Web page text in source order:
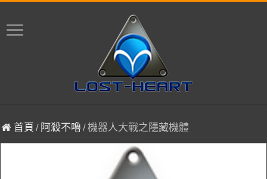
首頁 / 阿殺不嚕/機器人大戰之隱藏機體